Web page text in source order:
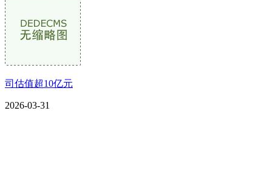
司估值超10亿元
2026-03-31